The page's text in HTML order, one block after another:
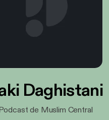
Daghistani
de Muslim Central